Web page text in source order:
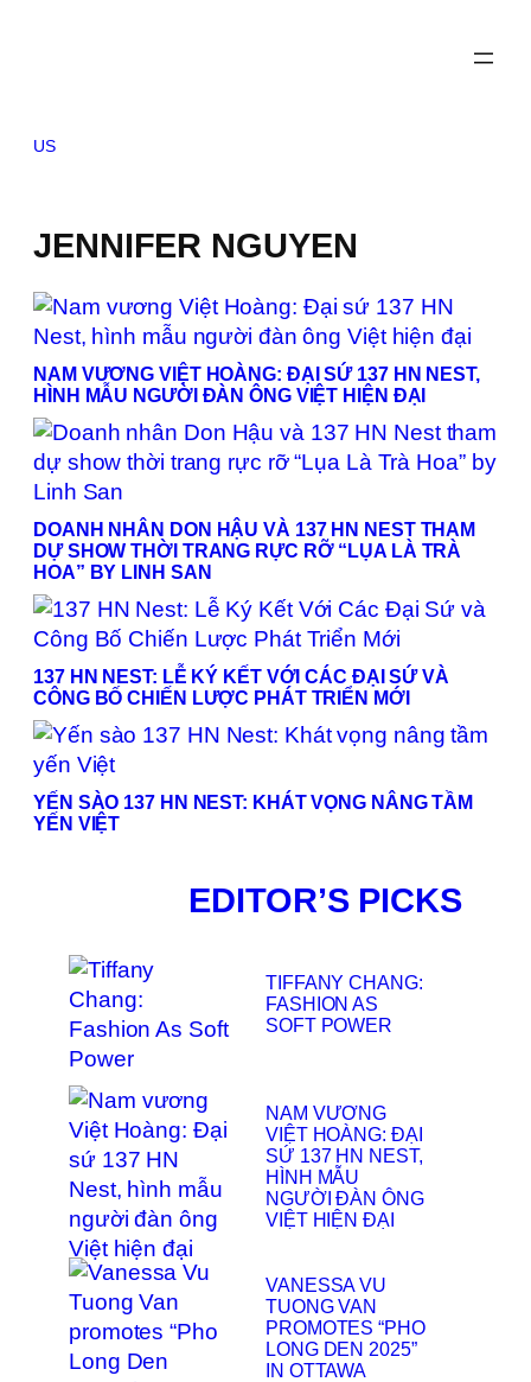
US
JENNIFER NGUYEN
NAM VƯƠNG VIỆT HOÀNG: ĐẠI SỨ 137 HN NEST,
HÌNH MẪU NGƯỜI ĐÀN ÔNG VIỆT HIỆN ĐẠI
DOANH NHÂN DON HẬU VÀ 137 HN NEST THAM
DỰ SHOW THỜI TRANG RỰC RỠ “LỤA LÀ TRÀ
HOA” BY LINH SAN
137 HN NEST: LỄ KÝ KẾT VỚI CÁC ĐẠI SỨ VÀ
CÔNG BỐ CHIẾN LƯỢC PHÁT TRIỂN MỚI
YẾN SÀO 137 HN NEST: KHÁT VỌNG NÂNG TẦM
YẾN VIỆT
EDITOR’S PICKS
TIFFANY CHANG:
FASHION AS
SOFT POWER
NAM VƯƠNG
VIỆT HOÀNG: ĐẠI
SỨ 137 HN NEST,
HÌNH MẪU
NGƯỜI ĐÀN ÔNG
VIỆT HIỆN ĐẠI
VANESSA VU
TUONG VAN
PROMOTES “PHO
LONG DEN 2025”
IN OTTAWA